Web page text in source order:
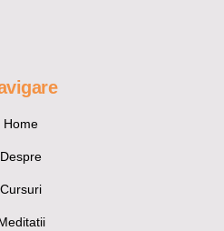
Home
Despre
Cursuri